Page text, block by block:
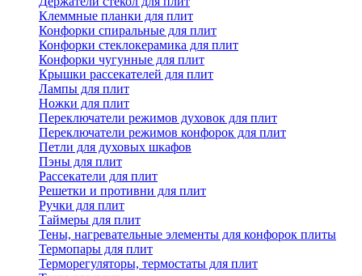
Клеммные планки для плит
Конфорки спиральные для плит
Конфорки стеклокерамика для плит
Конфорки чугунные для плит
Крышки рассекателей для плит
Лампы для плит
Ножки для плит
Переключатели режимов духовок для плит
Переключатели режимов конфорок для плит
Петли для духовых шкафов
Пэны для плит
Рассекатели для плит
Решетки и противни для плит
Ручки для плит
Таймеры для плит
Тены, нагревательные элементы для конфорок плиты
Термопары для плит
Терморегуляторы, термостаты для плит